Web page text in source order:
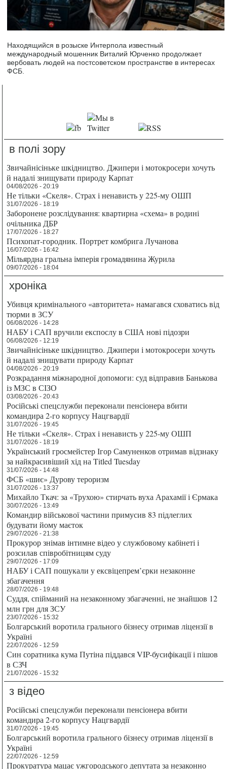
Находящийся в розыске Интерпола известный
международный мошенник Виталий Юрченко продолжает
вербовать людей на постсоветском пространстве в интересах
ФСБ.
в полі зору
Звичайнісіньке шкідництво. Джипери і мотокросери хочуть
й надалі знищувати природу Карпат
04/08/2026 - 20:19
Не тільки «Скеля». Страх і ненависть у 225-му ОШП
31/07/2026 - 18:19
Заборонене розслідування: квартирна «схема» в родині
очільника ДБР
17/07/2026 - 18:27
Психопат-городник. Портрет комбрига Лучанова
16/07/2026 - 16:42
Мільярдна гральна імперія громадянина Журила
09/07/2026 - 18:04
хроніка
Убивця кримінального «авторитета» намагався сховатись від
тюрми в ЗСУ
06/08/2026 - 14:28
НАБУ і САП вручили експослу в США нові підозри
06/08/2026 - 12:19
Звичайнісіньке шкідництво. Джипери і мотокросери хочуть
й надалі знищувати природу Карпат
04/08/2026 - 20:19
Розкрадання міжнародної допомоги: суд відправив Банькова
із МЗС в СІЗО
03/08/2026 - 20:43
Російські спецслужби переконали пенсіонера вбити
командира 2-го корпусу Нацгвардії
31/07/2026 - 19:45
Не тільки «Скеля». Страх і ненависть у 225-му ОШП
31/07/2026 - 18:19
Український гросмейстер Ігор Самуненков отримав відзнаку
за найкрасивіший хід на Titled Tuesday
31/07/2026 - 14:48
ФСБ «шиє» Дурову тероризм
31/07/2026 - 13:37
Михайло Ткач: за «Трухою» стирчать вуха Арахамії і Єрмака
30/07/2026 - 13:49
Командир військової частини примусив 83 підлеглих
будувати йому маєток
29/07/2026 - 21:38
Прокурор знімав інтимне відео у службовому кабінеті і
розсилав співробітницям суду
29/07/2026 - 17:09
НАБУ і САП пошукали у ексвіцепрем’єрки незаконне
збагачення
28/07/2026 - 19:48
Суддя, спійманий на незаконному збагаченні, не знайшов 12
млн грн для ЗСУ
23/07/2026 - 15:32
Болгарський воротила грального бізнесу отримав ліцензії в
Україні
22/07/2026 - 12:59
Син соратника кума Путіна піддався VIP-бусифікації і пішов
в СЗЧ
21/07/2026 - 15:32
з відео
Російські спецслужби переконали пенсіонера вбити
командира 2-го корпусу Нацгвардії
31/07/2026 - 19:45
Болгарський воротила грального бізнесу отримав ліцензії в
Україні
22/07/2026 - 12:59
Прокуратура мацає ужгородського депутата за незаконно